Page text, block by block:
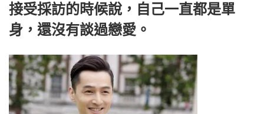
接受採訪的時候說，自己一直都是單
身，還沒有談過戀愛。